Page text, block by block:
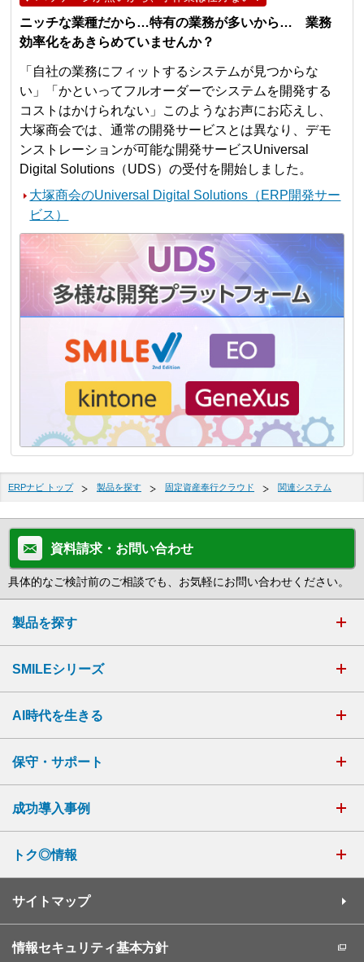
ニッチな業種だから…特有の業務が多いから… 業務
効率化をあきらめていませんか？
「自社の業務にフィットするシステムが見つからな
い」「かといってフルオーダーでシステムを開発する
コストはかけられない」このようなお声にお応えし、
大塚商会では、通常の開発サービスとは異なり、デモ
ンストレーションが可能な開発サービスUniversal
Digital Solutions（UDS）の受付を開始しました。
大塚商会のUniversal Digital Solutions（ERP開発サー
ビス）
ERPナビ トップ 製品を探す 固定資産奉行クラウド 関連システム
資料請求・お問い合わせ
具体的なご検討前のご相談でも、お気軽にお問い合わせください。
製品を探す
SMILEシリーズ
AI時代を生きる
保守・サポート
成功導入事例
トク◎情報
サイトマップ
情報セキュリティ基本方針